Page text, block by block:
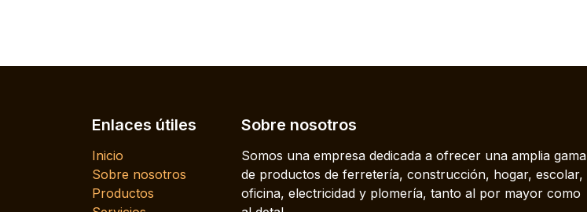
Enlaces útiles
Inicio
Sobre nosotros
Productos
Sobre nosotros
Somos una empresa dedicada a ofrecer una amplia gama
de productos de ferretería, construcción, hogar, escolar,
oficina, electricidad y plomería, tanto al por mayor como